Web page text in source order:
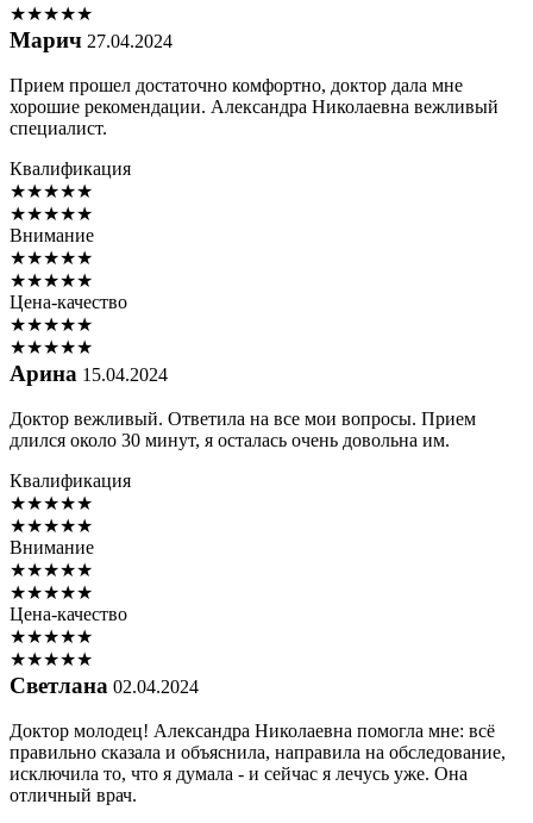
★★★★★
Марич 27.04.2024
Прием прошел достаточно комфортно, доктор дала мне
хорошие рекомендации. Александра Николаевна вежливый
специалист.
Квалификация
★★★★★
★★★★★
Внимание
★★★★★
★★★★★
Цена-качество
★★★★★
★★★★★
Арина 15.04.2024
Доктор вежливый. Ответила на все мои вопросы. Прием
длился около 30 минут, я осталась очень довольна им.
Квалификация
★★★★★
★★★★★
Внимание
★★★★★
★★★★★
Цена-качество
★★★★★
★★★★★
Светлана 02.04.2024
Доктор молодец! Александра Николаевна помогла мне: всё
правильно сказала и объяснила, направила на обследование,
исключила то, что я думала - и сейчас я лечусь уже. Она
отличный врач.